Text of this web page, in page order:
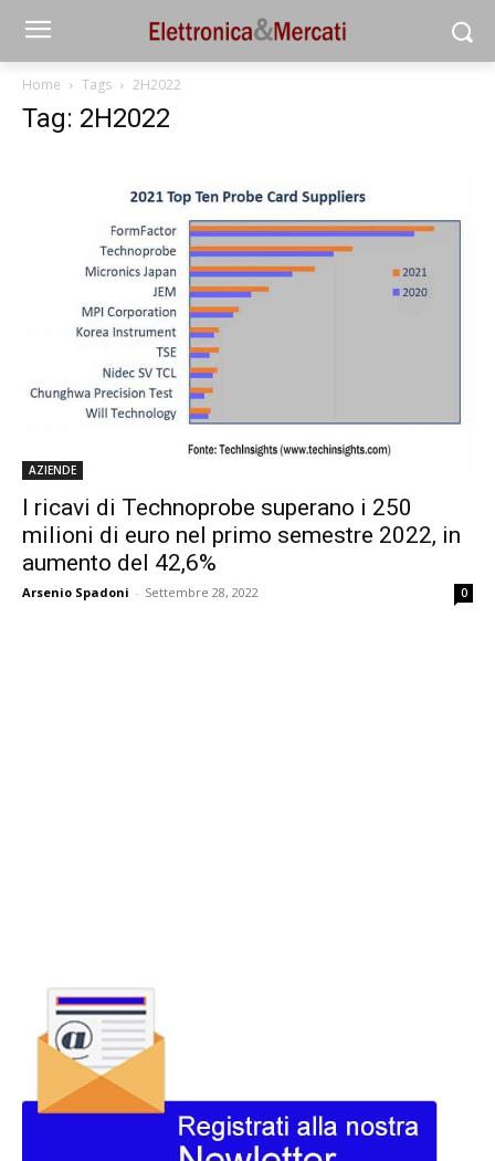
Home Tags 2H2022
Tag: 2H2022
AZIENDE
I ricavi di Technoprobe superano i 250
milioni di euro nel primo semestre 2022, in
aumento del 42,6%
Arsenio Spadoni - Settembre 28, 2022 0